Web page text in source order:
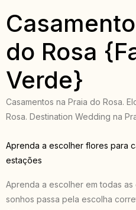
do Rosa
Verde}
Casamentos na Praia do Rosa.
Rosa. Destination Wedding na
Aprenda a escolher flores para
estações
Aprenda a escolher em todas
sonhos passa pela escolha